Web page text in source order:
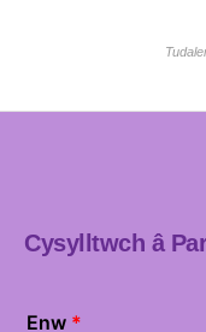
Cysylltwch â